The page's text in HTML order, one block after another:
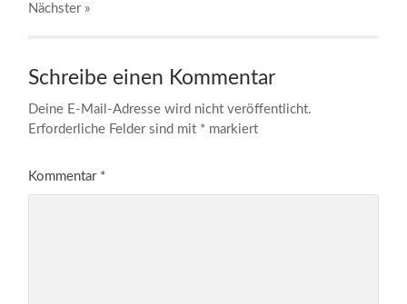
Nächster »
Schreibe einen Kommentar
Deine E-Mail-Adresse wird nicht veröffentlicht.
Erforderliche Felder sind mit * markiert
Kommentar *